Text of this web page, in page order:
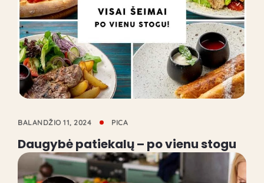
BALANDŽIO 11, 2024 PICA
Daugybė patiekalų – po vienu stogu